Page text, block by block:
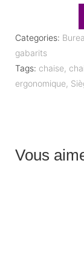
Categories:
gabarits
Tags: chaise,
ergonomique,
Vous